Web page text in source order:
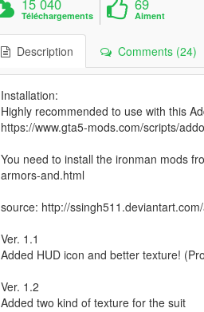
15 040
Téléchargements
69
Aiment
Description Comments (24)
Installation:
Highly recommended to use with this
https://www.gta5-mods.com/scripts/
You need to install the ironman mods
armors-and.html
source: http://
Ver. 1.1
Added HUD icon and better texture!
Ver. 1.2
Added two kind of texture for the suit